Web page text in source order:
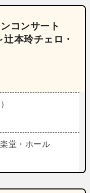
コンサート
本玲チェロ・
堂・ホール